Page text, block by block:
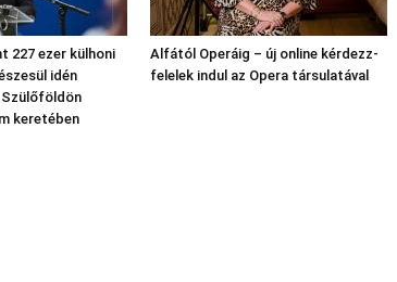
227 ezer külhoni
idén
keretében
Alfától Operáig – új online kérdezz-
felelek indul az Opera társulatával